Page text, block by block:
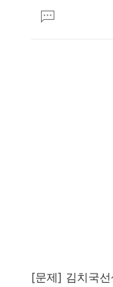
댓
글
[문제] 김치국